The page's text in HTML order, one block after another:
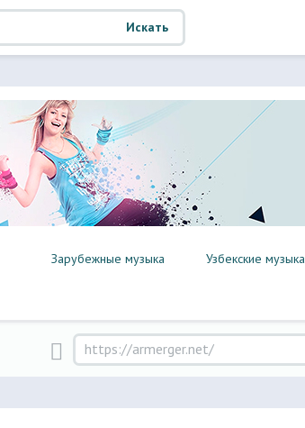
Искать
Зарубежные музыка
Узбекские музыка